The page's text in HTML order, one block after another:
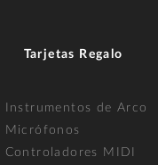
Tarjetas Regalo
Instrumentos de Arco
Micrófonos
Controladores MIDI